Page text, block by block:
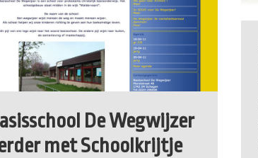
De Wegwijzer
met Schoolkrijtje